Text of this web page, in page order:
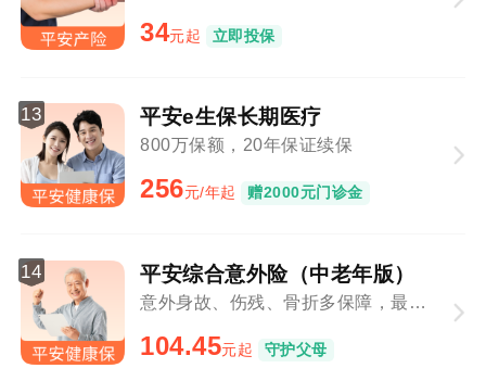
34元起 立即投保
13 平安e生保长期医疗
800万保额，20年保证续保
256元/年起 赠2000元门诊金
14 平安综合意外险（中老年版）
意外身故、伤残、骨折多保障，最高80周岁可投
104.45元起 守护父母